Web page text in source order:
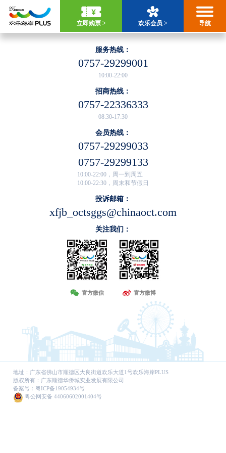
立即购票 > 欢乐会员 > 导航
服务热线：
0757-29299001
10:00-22:00
招商热线：
0757-22336333
08:30-17:30
会员热线：
0757-29299033
0757-29299133
10:00-22:00，周一到周五
10:00-22:30，周末和节假日
投诉邮箱：
xfjb_octsggs@chinaoct.com
关注我们：
官方微信 官方微博
地址：广东省佛山市顺德区大良街道欢乐大道1号欢乐海岸PLUS
版权所有：广东顺德华侨城实业发展有限公司
备案号：粤ICP备19054934号
粤公网安备 44060602001404号